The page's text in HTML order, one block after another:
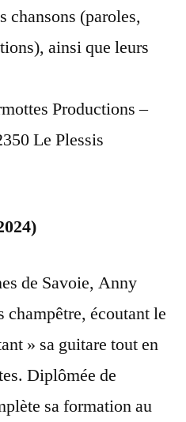
chansons (paroles,
ainsi que leurs
Productions –
Le Plessis
de Savoie, Anny
champêtre, écoutant le
» sa guitare tout en
Diplômée de
sa formation au